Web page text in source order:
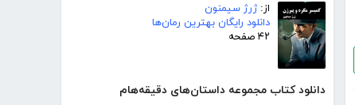
از:ژرژ سیمنون
دانلود رایگان بهترین رمان‌ها
۴۲ صفحه
دانلود کتاب مجموعه داستان‌های دقیقه‌هام